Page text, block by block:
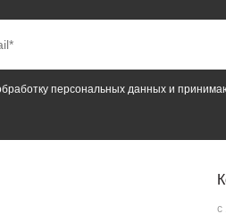
персональных данных и
c